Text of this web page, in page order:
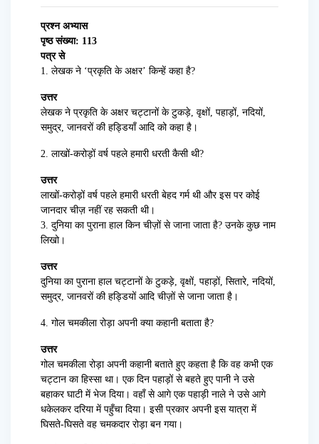
प्रश्न अभ्यास
पृष्ठ संख्या: 113
पत्र से
1. लेखक ने ‘प्रकृति के अक्षर’ किन्हें कहा है?
उत्तर
लेखक ने प्रकृति के अक्षर चट्टानों के टुकड़े, वृक्षों, पहाड़ों, नदियों,
समुद्र, जानवरों की हड्डियाँ आदि को कहा है।
2. लाखों-करोड़ों वर्ष पहले हमारी धरती कैसी थी?
उत्तर
लाखों-करोड़ों वर्ष पहले हमारी धरती बेहद गर्म थी और इस पर कोई
जानदार चीज़ नहीं रह सकती थी।
3. दुनिया का पुराना हाल किन चीज़ों से जाना जाता है? उनके कुछ नाम
लिखो।
उत्तर
दुनिया का पुराना हाल चट्टानों के टुकड़े, वृक्षों, पहाड़ों, सितारे, नदियों,
समुद्र, जानवरों की हड्डियों आदि चीज़ों से जाना जाता है।
4. गोल चमकीला रोड़ा अपनी क्या कहानी बताता है?
उत्तर
गोल चमकीला रोड़ा अपनी कहानी बताते हुए कहता है कि वह कभी एक
चट्टान का हिस्सा था। एक दिन पहाड़ों से बहते हुए पानी ने उसे
बहाकर घाटी में भेज दिया। वहाँ से आगे एक पहाड़ी नाले ने उसे आगे
धकेलकर दरिया में पहुँचा दिया। इसी प्रकार अपनी इस यात्रा में
घिसते-घिसते वह चमकदार रोड़ा बन गया।